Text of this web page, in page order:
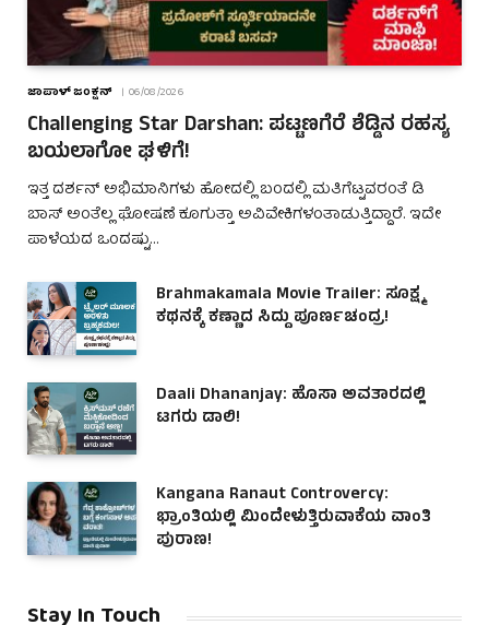
ಜಾಪಾಳ್ ಜಂಕ್ಷನ್ 06/08/2026
Challenging Star Darshan: ಪಟ್ಟಣಗೆರೆ ಶೆಡ್ಡಿನ ರಹಸ್ಯ
ಬಯಲಾಗೋ ಘಳಿಗೆ!
ಇತ್ತ ದರ್ಶನ್ ಅಭಿಮಾನಿಗಳು ಹೋದಲ್ಲಿ ಬಂದಲ್ಲಿ ಮತಿಗೆಟ್ಟವರಂತೆ ಡಿ
ಬಾಸ್ ಅಂತೆಲ್ಲ ಘೋಷಣೆ ಕೂಗುತ್ತಾ ಅವಿವೇಕಿಗಳಂತಾಡುತ್ತಿದ್ದಾರೆ. ಇದೇ
ಪಾಳೆಯದ ಒಂದಷ್ಟು…
Brahmakamala Movie Trailer: ಸೂಕ್ಷ್ಮ
ಕಥನಕ್ಕೆ ಕಣ್ಣಾದ ಸಿದ್ದು ಪೂರ್ಣಚಂದ್ರ!
Daali Dhananjay: ಹೊಸಾ ಅವತಾರದಲ್ಲಿ
ಟಗರು ಡಾಲಿ!
Kangana Ranaut Controvercy:
ಭ್ರಾಂತಿಯಲ್ಲಿ ಮಿಂದೇಳುತ್ತಿರುವಾಕೆಯ ವಾಂತಿ
ಪುರಾಣ!
Stay In Touch